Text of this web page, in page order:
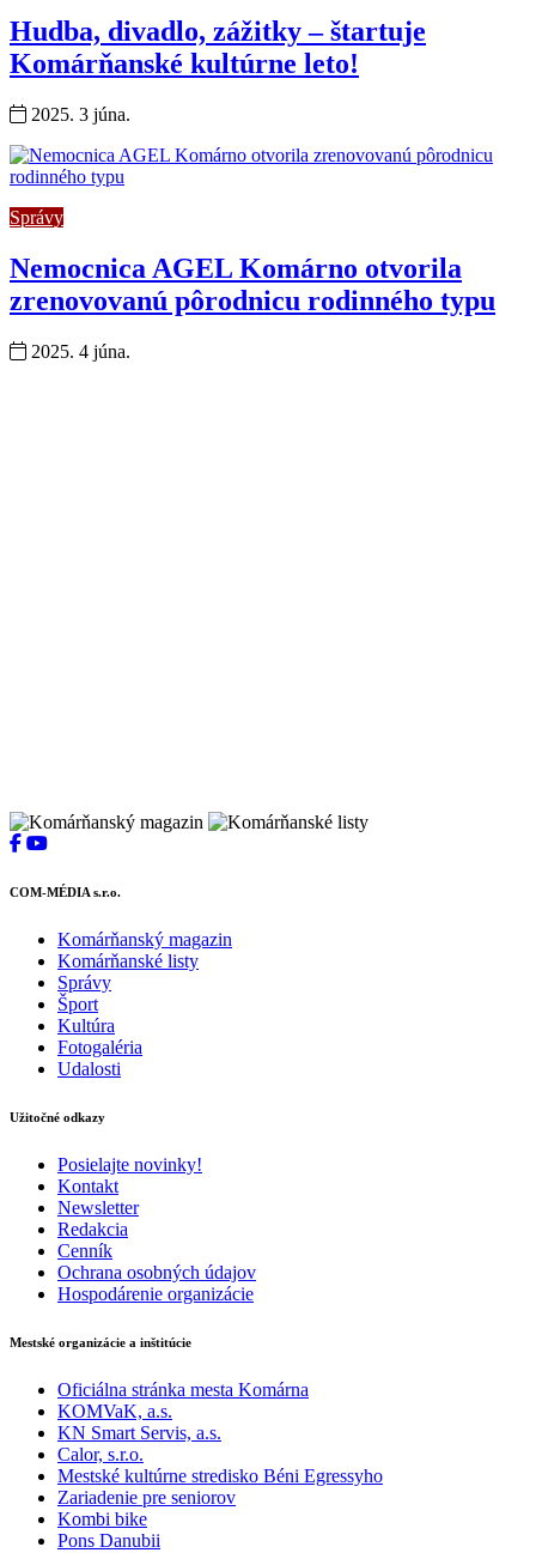
Hudba, divadlo, zážitky – štartuje
Komárňanské kultúrne leto!
2025. 3 júna.
Správy
Nemocnica AGEL Komárno otvorila
zrenovovanú pôrodnicu rodinného typu
2025. 4 júna.
COM-MÉDIA s.r.o.
Komárňanský magazin
Komárňanské listy
Správy
Šport
Kultúra
Fotogaléria
Udalosti
Užitočné odkazy
Posielajte novinky!
Kontakt
Newsletter
Redakcia
Cenník
Ochrana osobných údajov
Hospodárenie organizácie
Mestské organizácie a inštitúcie
Oficiálna stránka mesta Komárna
KOMVaK, a.s.
KN Smart Servis, a.s.
Calor, s.r.o.
Mestské kultúrne stredisko Béni Egressyho
Zariadenie pre seniorov
Kombi bike
Pons Danubii